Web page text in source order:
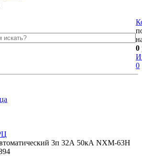
0
0
3п 32А 50кА NXM-63H